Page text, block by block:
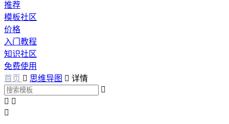
推荐
模板社区
价格
入门教程
知识社区
免费使用
首页  思维导图  详情

 
